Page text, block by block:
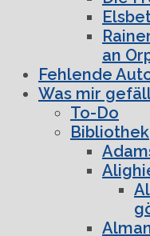
an
Fehlende
Was mir
To-Do
Bibliothek